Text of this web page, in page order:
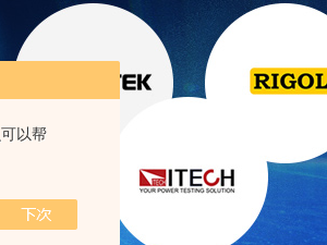
以帮